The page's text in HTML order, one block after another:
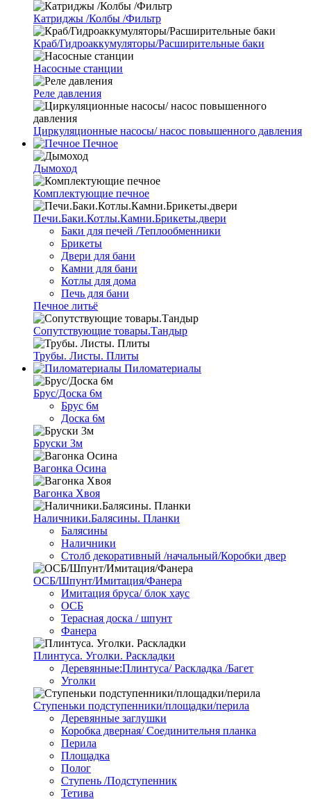
Катриджы /Колбы /Фильтр
Краб/Гидроаккумуляторы/Расширительные баки
Насосные станции
Реле давления
Циркуляционные насосы/ насос повышенного давления
Печное
Дымоход
Комплектующие печное
Печи.Баки.Котлы.Камни.Брикеты.двери
Баки для печей /Теплообменники
Брикеты
Двери для бани
Камни для бани
Котлы для дома
Печь для бани
Печное литьё
Сопутствующие товары.Тандыр
Трубы. Листы. Плиты
Пиломатериалы
Брус/Доска 6м
Брус 6м
Доска 6м
Бруски 3м
Вагонка Осина
Вагонка Хвоя
Наличники.Балясины. Планки
Балясины
Наличники
Столб декоративный /начальный/Коробки двер
ОСБ/Шпунт/Имитация/Фанера
Имитация бруса/ блок хаус
ОСБ
Терасная доска / шпунт
Фанера
Плинтуса. Уголки. Раскладки
Деревянные:Плинтуса/ Раскладка /Багет
Уголки
Ступеньки подступенники/площадки/перила
Деревянные заглушки
Коробка дверная/ Соединительня планка
Перила
Площадка
Полог
Ступень /Подступенник
Тетива